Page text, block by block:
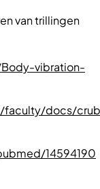
van trillingen
vibration-
docs/
14594190